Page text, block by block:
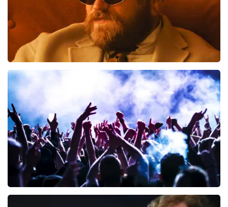
Teddy Swims
BESTEL NU